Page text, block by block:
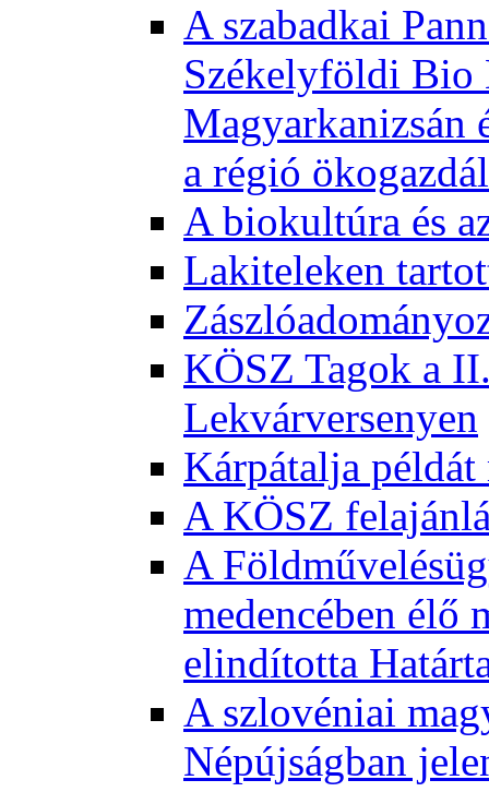
A szabadkai
Székelyföldi Bio
Magyarkanizsán
a régió
A biokultúra és
Lakiteleken
KÖSZ Tagok a
Lekvárversenyen
Kárpátalja példát
A KÖSZ
A
medencében élő
elindította
A szlovéniai
Népújságban